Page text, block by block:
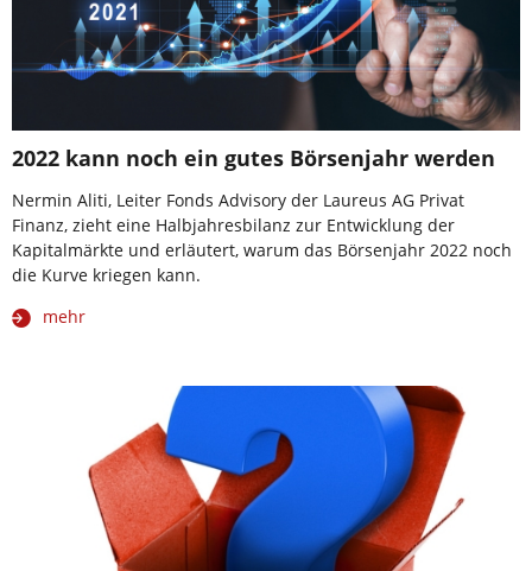
2022 kann noch ein gutes Börsenjahr werden
Nermin Aliti, Leiter Fonds Advisory der Laureus AG Privat
Finanz, zieht eine Halbjahresbilanz zur Entwicklung der
Kapitalmärkte und erläutert, warum das Börsenjahr 2022 noch
die Kurve kriegen kann.
mehr